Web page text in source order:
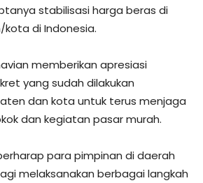
stabilisasi harga beras di
di Indonesia.
memberikan apresiasi
yang sudah dilakukan
dan kota untuk terus menjaga
dan kegiatan pasar murah.
para pimpinan di daerah
melaksanakan berbagai langkah